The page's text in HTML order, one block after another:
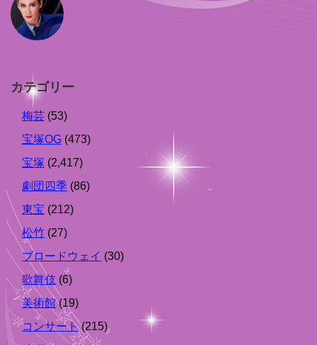
カテゴリー
梅芸 (53)
宝塚OG (473)
宝塚 (2,417)
劇団四季 (86)
東宝 (212)
松竹 (27)
ブロードウェイ (30)
歌舞伎 (6)
美術館(19)
コンサート(215)